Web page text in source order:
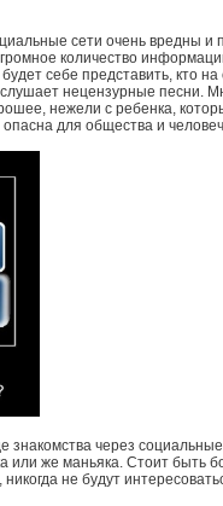
сети очень вредны и
количество
себе представить, кто
нецензурные песни.
нежели с ребенка,
для общества и
знакомства через
или же маньяка. Стоит быть
не будут